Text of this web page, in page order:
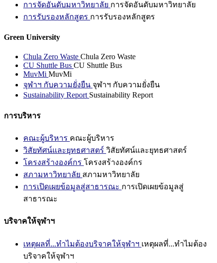
การจัดอันดับมหาวิทยาลัย การจัดอันดับมหาวิทยาลัย
การรับรองหลักสูตร การรับรองหลักสูตร
Green University
Chula Zero Waste Chula Zero Waste
CU Shuttle Bus CU Shuttle Bus
MuvMi MuvMi
จุฬาฯ กับความยั่งยืน จุฬาฯ กับความยั่งยืน
Sustainability Report Sustainability Report
การบริหาร
คณะผู้บริหาร คณะผู้บริหาร
วิสัยทัศน์และยุทธศาสตร์ วิสัยทัศน์และยุทธศาสตร์
โครงสร้างองค์กร โครงสร้างองค์กร
สภามหาวิทยาลัย สภามหาวิทยาลัย
การเปิดเผยข้อมูลสู่สาธารณะ การเปิดเผยข้อมูลสู่
สาธารณะ
บริจาคให้จุฬาฯ
เหตุผลที่...ทำไมต้องบริจาคให้จุฬาฯ เหตุผลที่...ทำไมต้อง
บริจาคให้จุฬาฯ